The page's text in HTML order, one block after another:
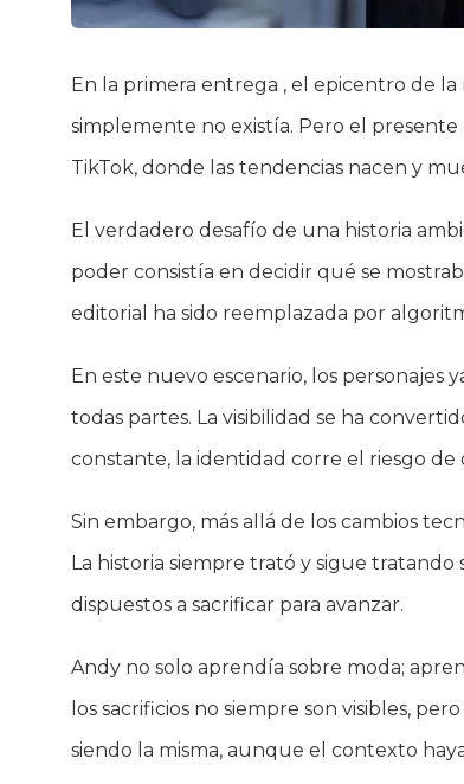
En la primera entrega , el epicentro de la
simplemente no existía. Pero el
TikTok, donde las tendencias nacen y
El verdadero desafío de una historia
poder consistía en decidir qué se
editorial ha sido reemplazada por
En este nuevo escenario, los personajes
todas partes. La visibilidad se ha
constante, la identidad corre el riesgo de
Sin embargo, más allá de los cambios
La historia siempre trató y sigue
dispuestos a sacrificar para avanzar.
Andy no solo aprendía sobre moda;
los sacrificios no siempre son visibles,
siendo la misma, aunque el contexto